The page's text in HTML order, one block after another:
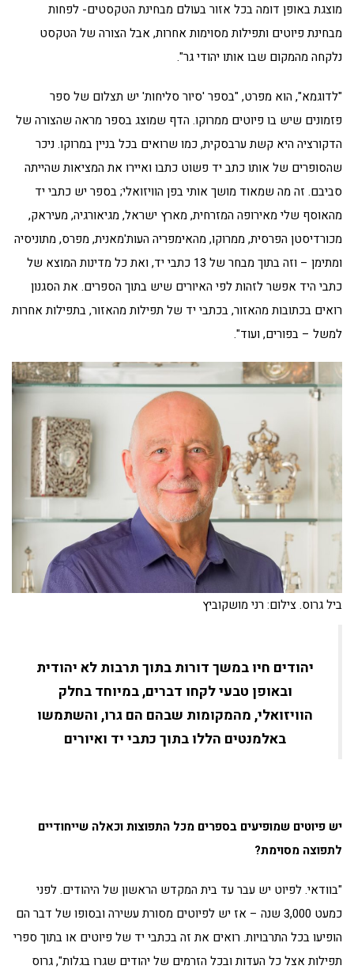
מוצגת באופן דומה בכל אזור בעולם מבחינת הטקסטים- לפחות
מבחינת פיוטים ותפילות מסוימות אחרות, אבל הצורה של הטקסט
נלקחה מהמקום שבו אותו יהודי גר".
"לדוגמא", הוא מפרט, "בספר 'סיור סליחות' יש תצלום של ספר
פזמונים שיש בו פיוטים ממרוקו. הדף שמוצג בספר מראה שהצורה של
הדקורציה היא קשת ערבסקית, כמו שרואים בכל בניין במרוקו. ניכר
שהסופרים של אותו כתב יד פשוט כתבו ואיירו את המציאות שהייתה
סביבם. זה מה שמאוד מושך אותי בפן הוויזואלי; בספר יש כתבי יד
מהאוסף שלי מאירופה המזרחית, מארץ ישראל, מגיאורגיה, מעיראק,
מכורדיסטן הפרסית, ממרוקו, מהאימפריה העות'מאנית, מפרס, מתוניסיה
ומתימן – וזה בתוך מבחר של 13 כתבי יד, ואת כל מדינות המוצא של
כתבי היד אפשר לזהות לפי האיורים שיש בתוך הספרים. את הסגנון
רואים בכתובות מהאזור, בכתבי יד של תפילות מהאזור, בתפילות אחרות
למשל – בפורים, ועוד".
ביל גרוס. צילום: רני מושקוביץ
יהודים חיו במשך דורות בתוך תרבות לא יהודית
ובאופן טבעי לקחו דברים, במיוחד בחלק
הוויזואלי, מהמקומות שבהם הם גרו, והשתמשו
באלמנטים הללו בתוך כתבי יד ואיורים
יש פיוטים שמופיעים בספרים מכל התפוצות וכאלה שייחודיים
לתפוצה מסוימת?
"בוודאי. לפיוט יש עבר עד בית המקדש הראשון של היהודים. לפני
כמעט 3,000 שנה – אז יש לפיוטים מסורת עשירה ובסופו של דבר הם
הופיעו בכל התרבויות. רואים את זה בכתבי יד של פיוטים או בתוך ספרי
תפילות אצל כל העדות ובכל הזרמים של יהודים שגרו בגלות", גרוס